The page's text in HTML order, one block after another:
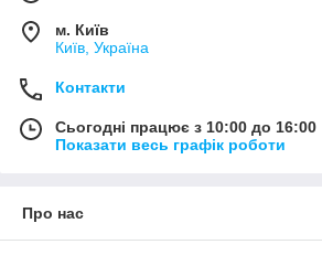
м. Київ
Київ, Україна
Контакти
Сьогодні працює з 10:00 до 16:00
Показати весь графік роботи
Про нас